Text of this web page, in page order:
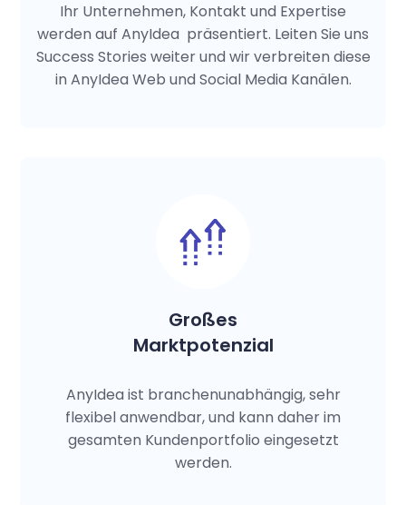
Ihr Unternehmen, Kontakt und Expertise
werden auf AnyIdea präsentiert. Leiten Sie uns
Success Stories weiter und wir verbreiten diese
in AnyIdea Web und Social Media Kanälen.
Großes
Marktpotenzial
AnyIdea ist branchenunabhängig, sehr
flexibel anwendbar, und kann daher im
gesamten Kundenportfolio eingesetzt
werden.